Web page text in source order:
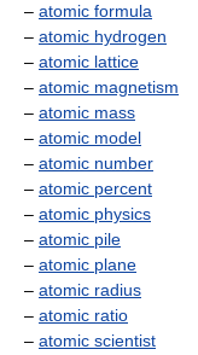
– atomic formula
– atomic hydrogen
– atomic lattice
– atomic magnetism
– atomic mass
– atomic model
– atomic number
– atomic percent
– atomic physics
– atomic pile
– atomic plane
– atomic radius
– atomic ratio
– atomic scientist